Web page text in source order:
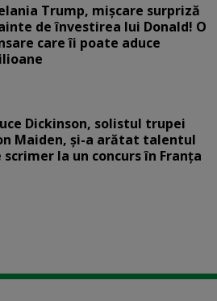
Trump, mișcare surpriză
de învestirea lui Donald! O
care îi poate aduce
Dickinson, solistul trupei
Maiden, şi-a arătat talentul
scrimer la un concurs în Franţa